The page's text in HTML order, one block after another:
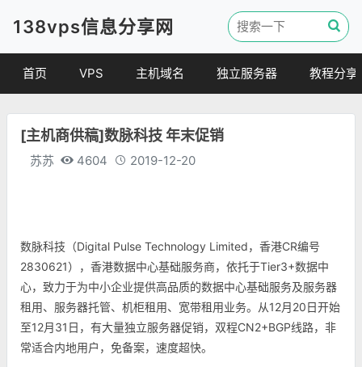
138vps信息分享网
首页 VPS
便宜VPS
VPS评测
主机域名
虚拟主机
独立服务器 教程分享
[主机商供稿]数脉科技 年末促销
苏苏 4604 2019-12-20
数脉科技（Digital Pulse Technology Limited，香港CR编号
2830621），香港数据中心基础服务商，依托于Tier3+数据中
心，致力于为中小企业提供高品质的数据中心基础服务及服务器
租用、服务器托管、机柜租用、宽带租用业务。从12月20日开始
至12月31日，有大量独立服务器促销，双程CN2+BGP线路，非
常适合内地用户，免备案，速度超快。